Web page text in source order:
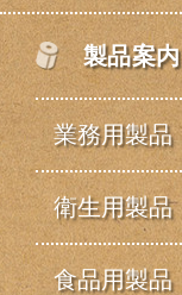
製品案内
業務用製品
衛生用製品
食品用製品